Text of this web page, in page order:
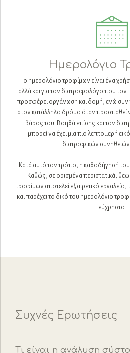
Ημερολόγιο
Το ημερολόγιο τροφίμων είναι ένα
αλλά και για τον διατροφολόγο που
προσφέρει οργάνωση και δομή, ενώ
στον κατάλληλο δρόμο όταν προσπαθεί
βάρος του. Βοηθά επίσης και τον
μπορεί να έχει μια πιο λεπτομερή
διατροφικών
Κατά αυτό τον τρόπο, η καθοδήγησή του
Καθώς, σε ορισμένα περιστατικά,
τροφίμων αποτελεί εξαιρετικό εργαλείο,
και παρέχει το δικό του ημερολόγιο
εύχρηστο.
Συχνές Ερωτήσεις
Τι είναι η ανάλυση